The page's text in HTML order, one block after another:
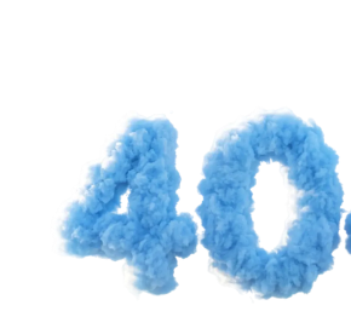
Мы запросили Шенген для этой
страницы, но его пока не дали...